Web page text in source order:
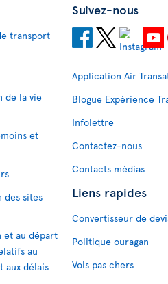
transport
de la vie
et
des sites
et au départ
au
aux délais
Suivez-nous
Application Air
Blogue Expérience
Infolettre
Contactez-nous
Contacts médias
Liens rapides
Convertisseur de
Politique ouragan
Vols pas chers